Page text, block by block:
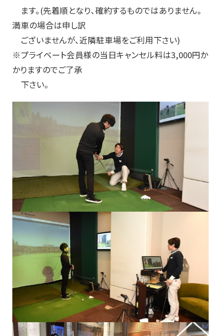
ます。(先着順となり、確約するものではありません。
満車の場合は申し訳
ございませんが、近隣駐車場をご利用下さい)
※プライベート会員様の当日キャンセル料は3,000円か
かりますのでご了承
下さい。